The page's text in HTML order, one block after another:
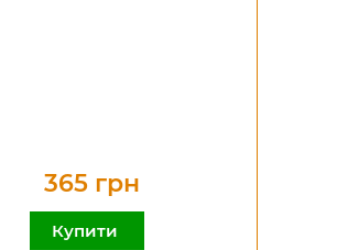
365 грн
Купити